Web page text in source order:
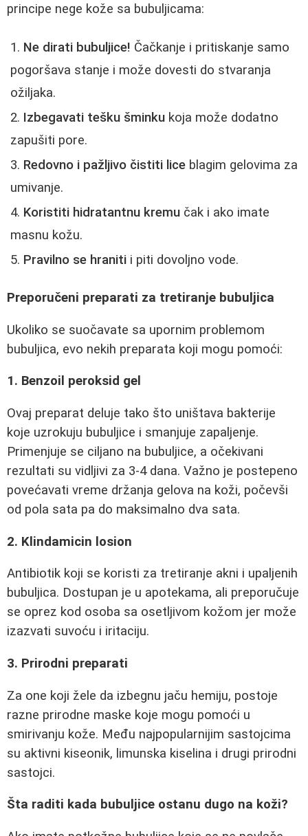
principe nege kože sa bubuljicama:
Ne dirati bubuljice! Čačkanje i pritiskanje samo
pogoršava stanje i može dovesti do stvaranja
ožiljaka.
Izbegavati tešku šminku koja može dodatno
zapušiti pore.
Redovno i pažljivo čistiti lice blagim gelovima za
umivanje.
Koristiti hidratantnu kremu čak i ako imate
masnu kožu.
Pravilno se hraniti i piti dovoljno vode.
Preporučeni preparati za tretiranje bubuljica
Ukoliko se suočavate sa upornim problemom
bubuljica, evo nekih preparata koji mogu pomoći:
1. Benzoil peroksid gel
Ovaj preparat deluje tako što uništava bakterije
koje uzrokuju bubuljice i smanjuje zapaljenje.
Primenjuje se ciljano na bubuljice, a očekivani
rezultati su vidljivi za 3-4 dana. Važno je postepeno
povećavati vreme držanja gelova na koži, počevši
od pola sata pa do maksimalno dva sata.
2. Klindamicin losion
Antibiotik koji se koristi za tretiranje akni i upaljenih
bubuljica. Dostupan je u apotekama, ali preporučuje
se oprez kod osoba sa osetljivom kožom jer može
izazvati suvoću i iritaciju.
3. Prirodni preparati
Za one koji žele da izbegnu jaču hemiju, postoje
razne prirodne maske koje mogu pomoći u
smirivanju kože. Među najpopularnijim sastojcima
su aktivni kiseonik, limunska kiselina i drugi prirodni
sastojci.
Šta raditi kada bubuljice ostanu dugo na koži?